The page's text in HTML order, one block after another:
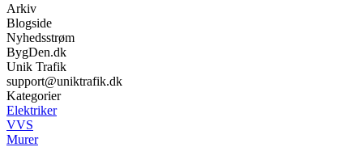
Arkiv
Blogside
Nyhedsstrøm
BygDen.dk
Unik Trafik
support@uniktrafik.dk
Kategorier
Elektriker
VVS
Murer